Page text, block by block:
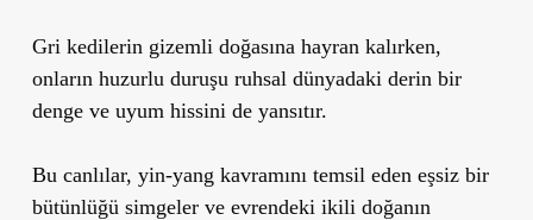
Gri kedilerin gizemli doğasına hayran kalırken,
onların huzurlu duruşu ruhsal dünyadaki derin bir
denge ve uyum hissini de yansıtır.
Bu canlılar, yin-yang kavramını temsil eden eşsiz bir
bütünlüğü simgeler ve evrendeki ikili doğanın